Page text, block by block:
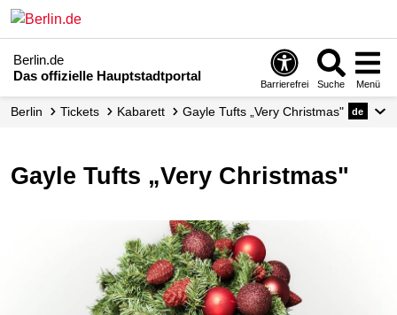
Berlin.de
Das offizielle Hauptstadtportal
Barrierefrei Suche Menü
Berlin Tickets Kabarett Gayle Tufts „Very Christmas" de
Gayle Tufts „Very Christmas"